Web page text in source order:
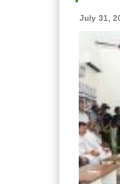
July 31,